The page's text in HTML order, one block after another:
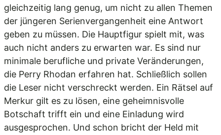
gleichzeitig lang genug, um nicht zu allen Themen
der jüngeren Serienvergangenheit eine Antwort
geben zu müssen. Die Hauptfigur spielt mit, was
auch nicht anders zu erwarten war. Es sind nur
minimale berufliche und private Veränderungen,
die Perry Rhodan erfahren hat. Schließlich sollen
die Leser nicht verschreckt werden. Ein Rätsel auf
Merkur gilt es zu lösen, eine geheimnisvolle
Botschaft trifft ein und eine Einladung wird
ausgesprochen. Und schon bricht der Held mit